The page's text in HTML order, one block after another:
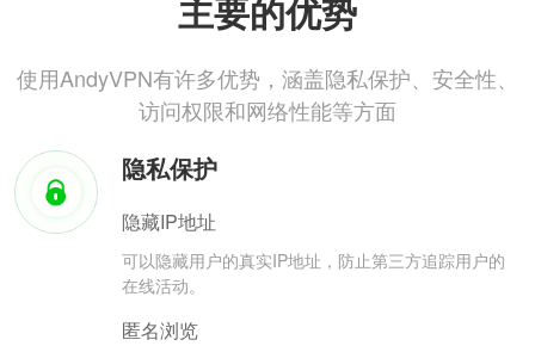
主要的优势
使用AndyVPN有许多优势，涵盖隐私保护、安全性、
访问权限和网络性能等方面
隐私保护
隐藏IP地址
可以隐藏用户的真实IP地址，防止第三方追踪用户的
在线活动。
匿名浏览